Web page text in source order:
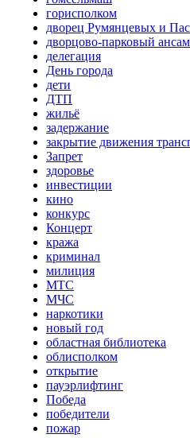
горисполком
дворец Румянцевых и
дворцово-парковый
делегация
День города
дети
ДТП
жильё
задержание
закрытие движения
Запрет
здоровье
инвестиции
кино
конкурс
Концерт
кража
криминал
милиция
МТС
МЧС
наркотики
новый год
областная библиотека
облисполком
открытие
пауэрлифтинг
Победа
победители
пожар